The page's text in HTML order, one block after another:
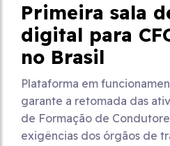
Primeira sala
digital para
no Brasil
Plataforma em
garante a retomada das
de Formação de
exigências dos órgãos de